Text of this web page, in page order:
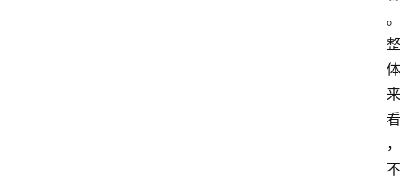
。
整
体
来
看
，
不